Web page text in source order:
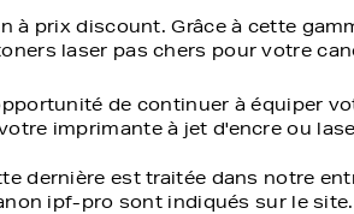
à prix discount. Grâce à cette
laser pas chers pour votre
de continuer à équiper
imprimante à jet d'encre ou
dernière est traitée dans notre
ipf-pro sont indiqués sur le